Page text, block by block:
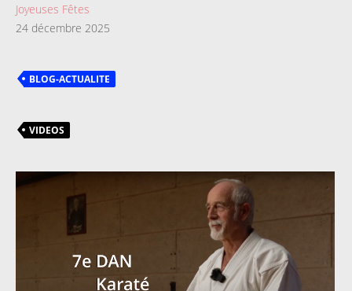
Joyeuses Fêtes
24 décembre 2025
BLOG-ACTUALITE
VIDEOS